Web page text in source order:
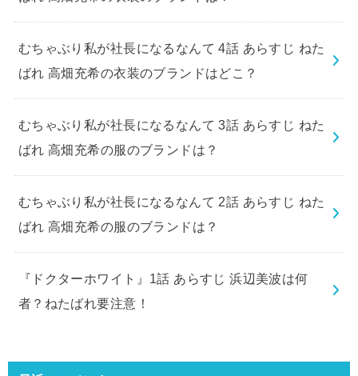
むちゃぶり私が社長になるなんて 4話 あらすじ ねた
ばれ 高畑充希の衣装のブランドはどこ？
むちゃぶり私が社長になるなんて 3話 あらすじ ねた
ばれ 高畑充希の服のブランドは？
むちゃぶり私が社長になるなんて 2話 あらすじ ねた
ばれ 高畑充希の服のブランドは？
『ドクターホワイト』1話 あらすじ 浜辺美波は何
者？ねたばれ要注意！